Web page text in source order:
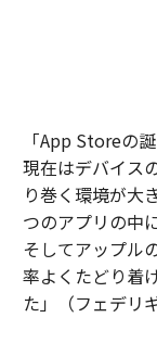
「App Storeの
現在はデバイス
り巻く環境が大
つのアプリの中
そしてアップル
率よくたどり着
た」（フェデリ